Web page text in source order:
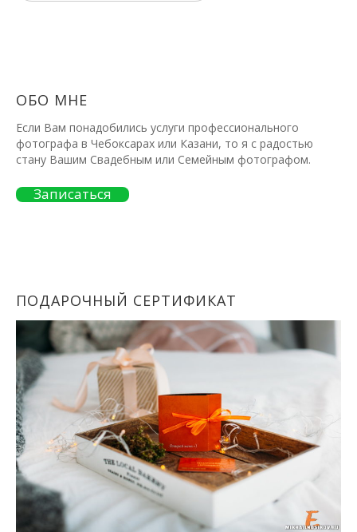
ОБО МНЕ
Если Вам понадобились услуги профессионального
фотографа в Чебоксарах или Казани, то я с радостью
стану Вашим Свадебным или Семейным фотографом.
Записаться
ПОДАРОЧНЫЙ СЕРТИФИКАТ